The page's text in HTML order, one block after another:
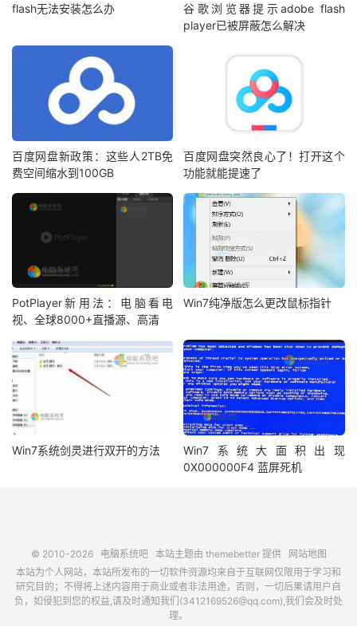
flash无法安装怎么办
谷歌浏览器提示adobe flash
player已被屏蔽怎么解决
百度网盘新政策：这些人2TB免
费空间缩水到100GB
百度网盘突然良心了！打开这个
功能就能提速了
PotPlayer新用法：电脑看电
视、全球8000+直播源、高清
Win7纯净版怎么更改鼠标指针
Win7系统剑灵进行双开的方法
Win7系统大面积出现
0X000000F4 蓝屏死机
© 2010-2026 电脑系统吧本站主题由 themebetter提供 网站地图
本站为个人网站，本站所发布的一切软件资源均来自于互联网仅限用于学习和
研究目的；不得将上述内容用于商业或者非法用途，否则，一切后果请用户自
负，如侵犯到您的权益,请及时通知我们(3412169526@qq.com),我们会及时处
理。